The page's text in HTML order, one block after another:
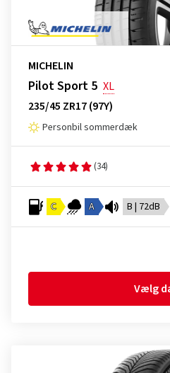
MICHELIN
Pilot Sport 5 XL
235/45 ZR17 (97Y)
Personbil sommerdæk
(34)
C A B | 72dB
Vælg